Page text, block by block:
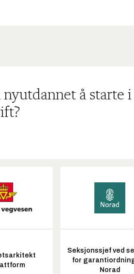
å starte i
Seksjonssjef ved
for
Norad